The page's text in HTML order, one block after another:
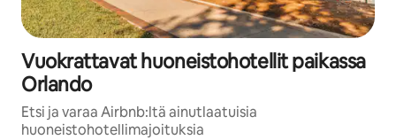
Vuokrattavat huoneistohotellit paikassa
Orlando
Etsi ja varaa Airbnb:ltä ainutlaatuisia
huoneistohotellimajoituksia